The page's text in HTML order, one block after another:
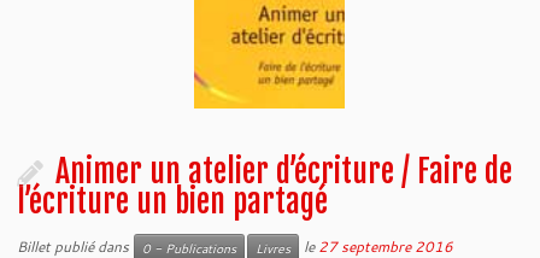
Animer un atelier d’écriture / Faire de
l’écriture un bien partagé
Billet publié dans 0 - Publications Livres le27 septembre 2016